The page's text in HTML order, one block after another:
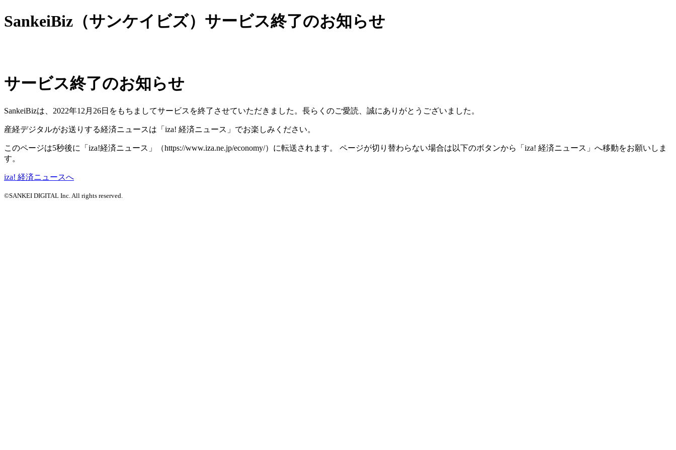
SankeiBiz（サンケイビズ）サービス終了のお知らせ
サービス終了のお知らせ
SankeiBizは、2022年12月26日をもちましてサービスを終了させていただきました。長らくのご愛読、誠にありがとうございました。
産経デジタルがお送りする経済ニュースは「iza! 経済ニュース」でお楽しみください。
このページは5秒後に「iza!経済ニュース」（https://www.iza.ne.jp/economy/）に転送されます。 ページが切り替わらない場合は以下のボタンから「iza! 経済ニュース」へ移動をお願いしま
す。
iza! 経済ニュースへ
©SANKEI DIGITAL Inc. All rights reserved.